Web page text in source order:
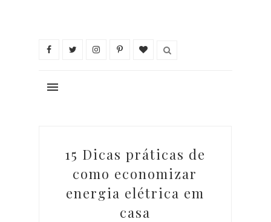
15 Dicas práticas de
como economizar
energia elétrica em
casa